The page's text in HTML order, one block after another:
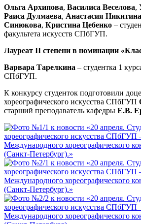
Ольга Архипова, Василиса Веселова,
Раиса Дулмаева, Анастасия Никитина
Синюкова, Кристина Цебенко –
факультета искусств СПбГУП.
Лауреат II степени в номинации
Варвара Тарелкина – студентка 1
СПбГУП.
К конкурсу студенток подготовили
хореографического искусства СПбГУП
старший преподаватель кафедры Е.В.